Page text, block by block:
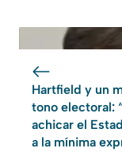
Hartfield y un
tono electoral:
achicar el
a la mínima